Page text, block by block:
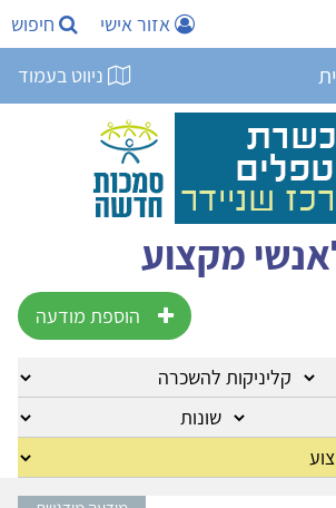
אזור אישי חיפוש
ניווט בעמוד
מקצוע
הוספת מודעה